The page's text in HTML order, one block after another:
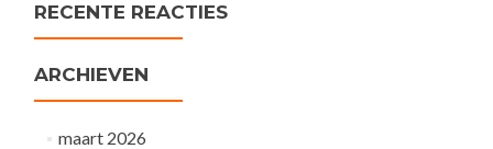
RECENTE REACTIES
ARCHIEVEN
maart 2026